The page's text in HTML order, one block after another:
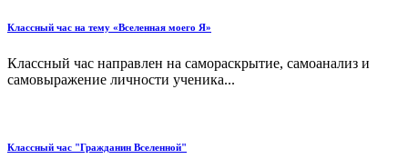
Классный час на тему «Вселенная моего Я»
Классный час направлен на самораскрытие, самоанализ и
самовыражение личности ученика...
Классный час "Гражданин Вселенной"